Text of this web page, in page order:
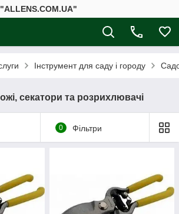
Інструмент для саду і городу
секатори та розрихлювачі
0 Фільтри